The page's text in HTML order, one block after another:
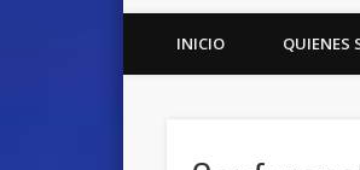
INICIO QUIENES